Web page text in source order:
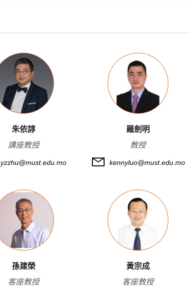
朱依諄
講座教授
yzzhu@must.edu.mo
羅劍明
教授
kennyluo@must.edu.mo
孫建榮
客座教授
黃宗成
客座教授